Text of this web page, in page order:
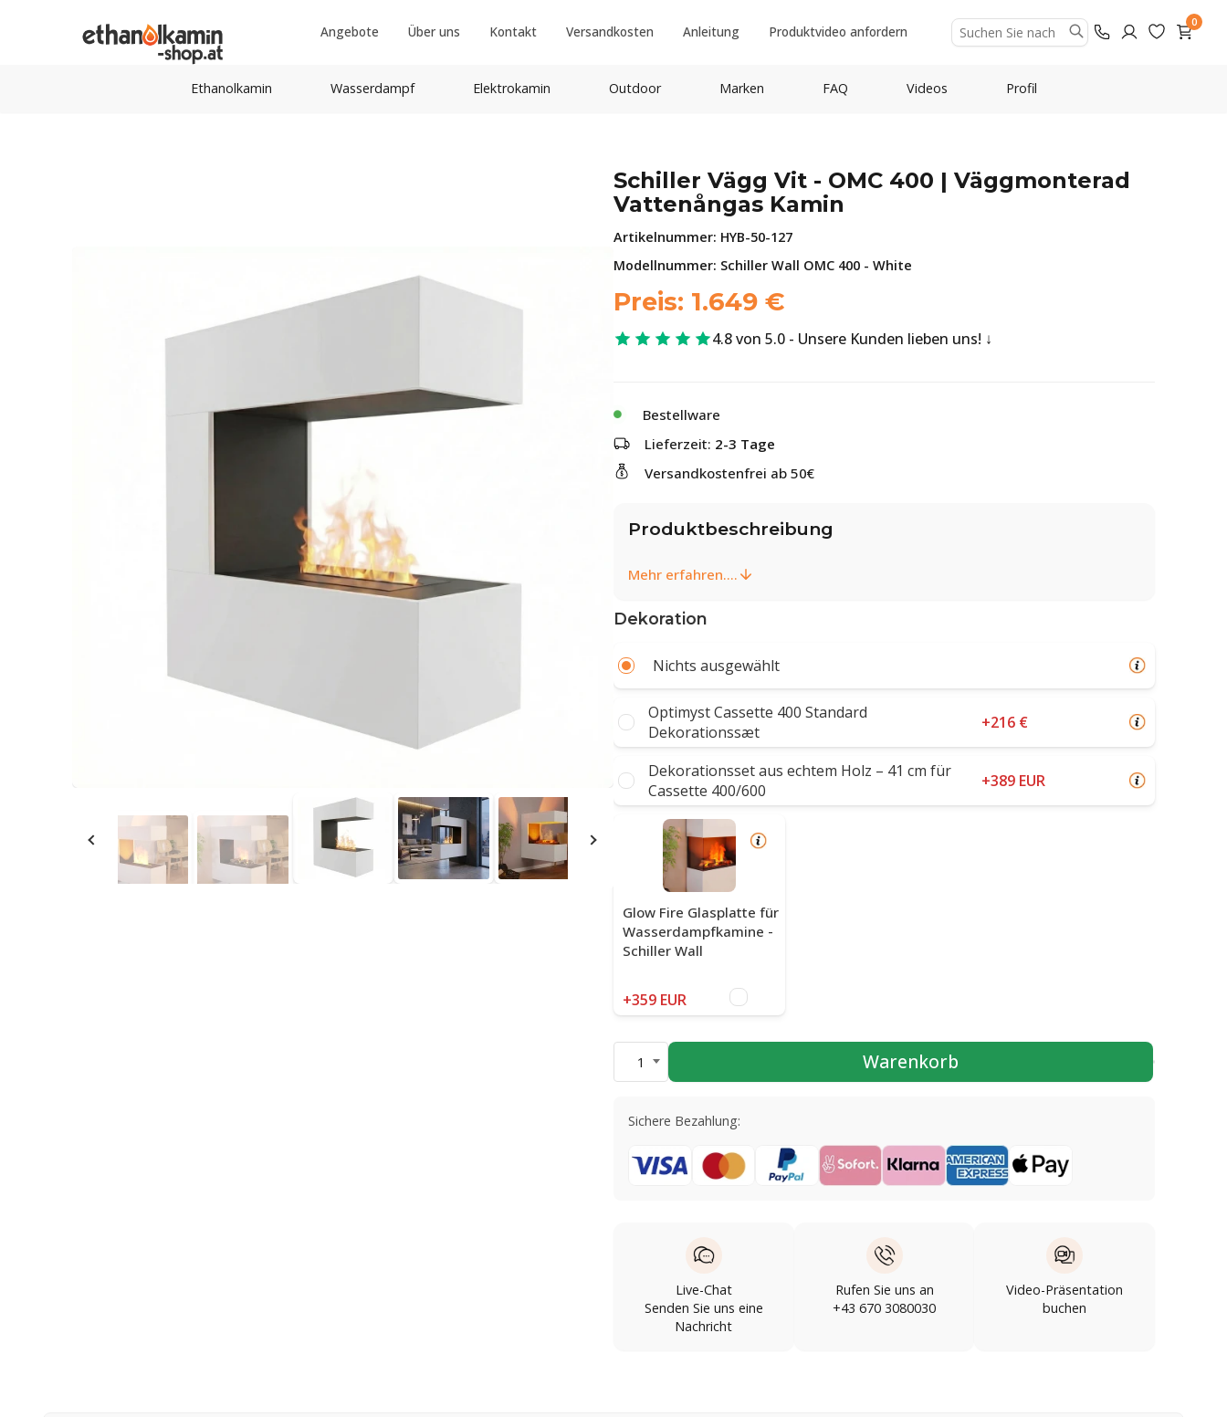
Angebote Über uns Kontakt Versandkosten Anleitung Produktvideo anfordern
0
Ethanolkamin Wasserdampf Elektrokamin Outdoor Marken FAQ Videos Profil
Schiller Vägg Vit - OMC 400 | Väggmonterad
Vattenångas Kamin
Artikelnummer: HYB-50-127
Modellnummer: Schiller Wall OMC 400 - White
Preis: 1.649 €
4.8 von 5.0 - Unsere Kunden lieben uns!
Bestellware
Lieferzeit: 2-3 Tage
Versandkostenfrei ab 50€
Produktbeschreibung
Mehr erfahren....
Dekoration
Nichts ausgewählt
Optimyst Cassette 400 Standard
Dekorationssæt
+216 €
Dekorationsset aus echtem Holz – 41 cm für
Cassette 400/600
+389 EUR
Glow Fire Glasplatte für
Wasserdampfkamine -
Schiller Wall
+359 EUR
1 Warenkorb
Sichere Bezahlung:
Live-Chat
Senden Sie uns eine
Nachricht
Rufen Sie uns an
+43 670 3080030
Video-Präsentation
buchen